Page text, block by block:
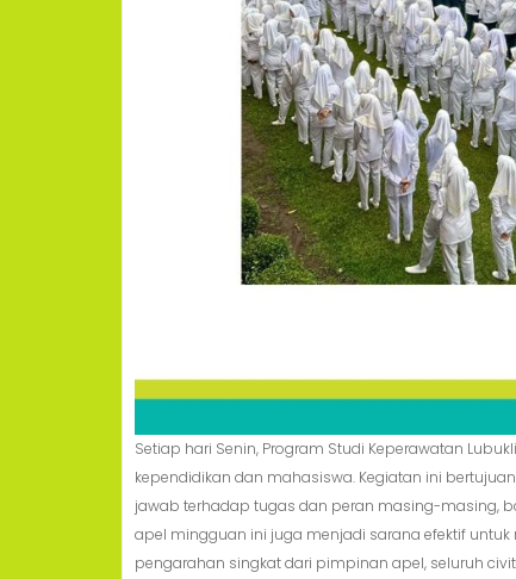
Setiap hari Senin, Program Studi Keperawatan
kependidikan dan mahasiswa. Kegiatan ini
jawab terhadap tugas dan peran masing-masing,
apel mingguan ini juga menjadi sarana efektif
pengarahan singkat dari pimpinan apel, seluruh